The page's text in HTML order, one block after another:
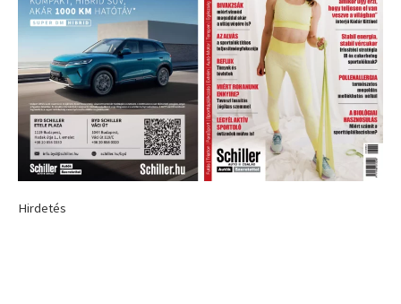
Hirdetés